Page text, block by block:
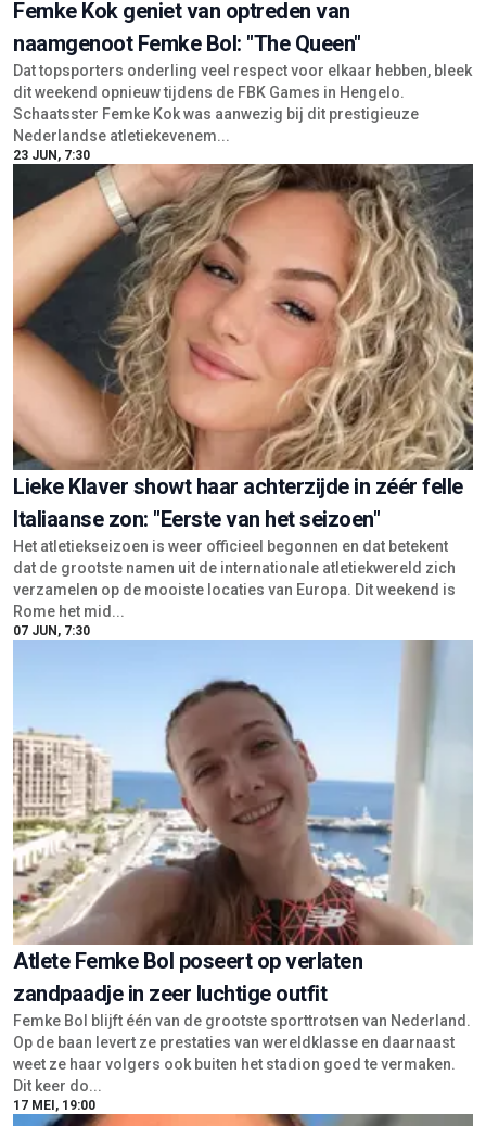
Lieke Klaver showt haar achterzijde in zéér felle
Italiaanse zon: "Eerste van het seizoen"
Het atletiekseizoen is weer officieel begonnen en dat betekent
dat de grootste namen uit de internationale atletiekwereld zich
verzamelen op de mooiste locaties van Europa. Dit weekend is
Rome het mid...
07 JUN, 7:30
Atlete Femke Bol poseert op verlaten
zandpaadje in zeer luchtige outfit
Femke Bol blijft één van de grootste sporttrotsen van Nederland.
Op de baan levert ze prestaties van wereldklasse en daarnaast
weet ze haar volgers ook buiten het stadion goed te vermaken.
Dit keer do...
17 MEI, 19:00